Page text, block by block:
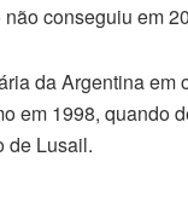
conseguiu em
da Argentina em
em 1998, quando
de Lusail.